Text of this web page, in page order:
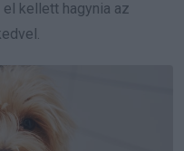
kellett hagynia az